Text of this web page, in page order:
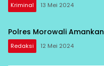
Kriminal 13 Mei 2024
Polres Morowali
Redaksi 12 Mei 2024